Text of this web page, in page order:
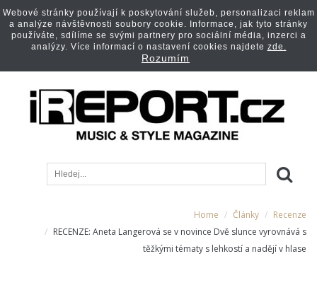
Home Články
Recenze
RECENZE: Aneta Langerová se v novince Dvě slunce vyrovnává s
těžkými tématy s lehkostí a nadějí v hlase
Webové stránky používají k poskytování služeb, personalizaci reklam
a analýze návštěvnosti soubory cookie. Informace, jak tyto stránky
používáte, sdílíme se svými partnery pro sociální média, inzerci a
analýzy. Více informací o nastavení cookies najdete zde.
Rozumím